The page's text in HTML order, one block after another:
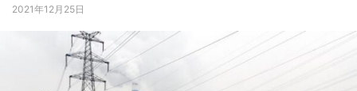
2021年12月25日